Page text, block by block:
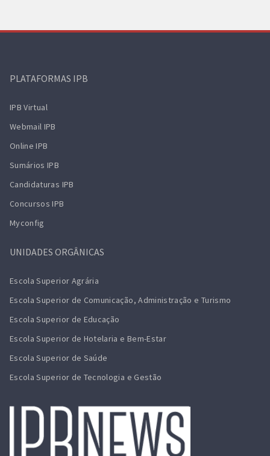
PLATAFORMAS IPB
IPB Virtual
Webmail IPB
Online IPB
Sumários IPB
Candidaturas IPB
Concursos IPB
Myconfig
UNIDADES ORGÂNICAS
Escola Superior Agrária
Escola Superior de Comunicação, Administração e Turismo
Escola Superior de Educação
Escola Superior de Hotelaria e Bem-Estar
Escola Superior de Saúde
Escola Superior de Tecnologia e Gestão